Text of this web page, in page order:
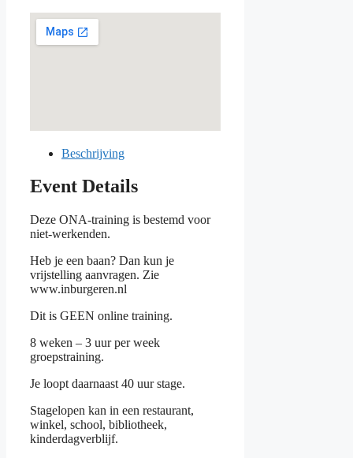
Beschrijving
Event Details
Deze ONA-training is bestemd voor
niet-werkenden.
Heb je een baan? Dan kun je
vrijstelling aanvragen. Zie
www.inburgeren.nl
Dit is GEEN online training.
8 weken – 3 uur per week
groepstraining.
Je loopt daarnaast 40 uur stage.
Stagelopen kan in een restaurant,
winkel, school, bibliotheek,
kinderdagverblijf.